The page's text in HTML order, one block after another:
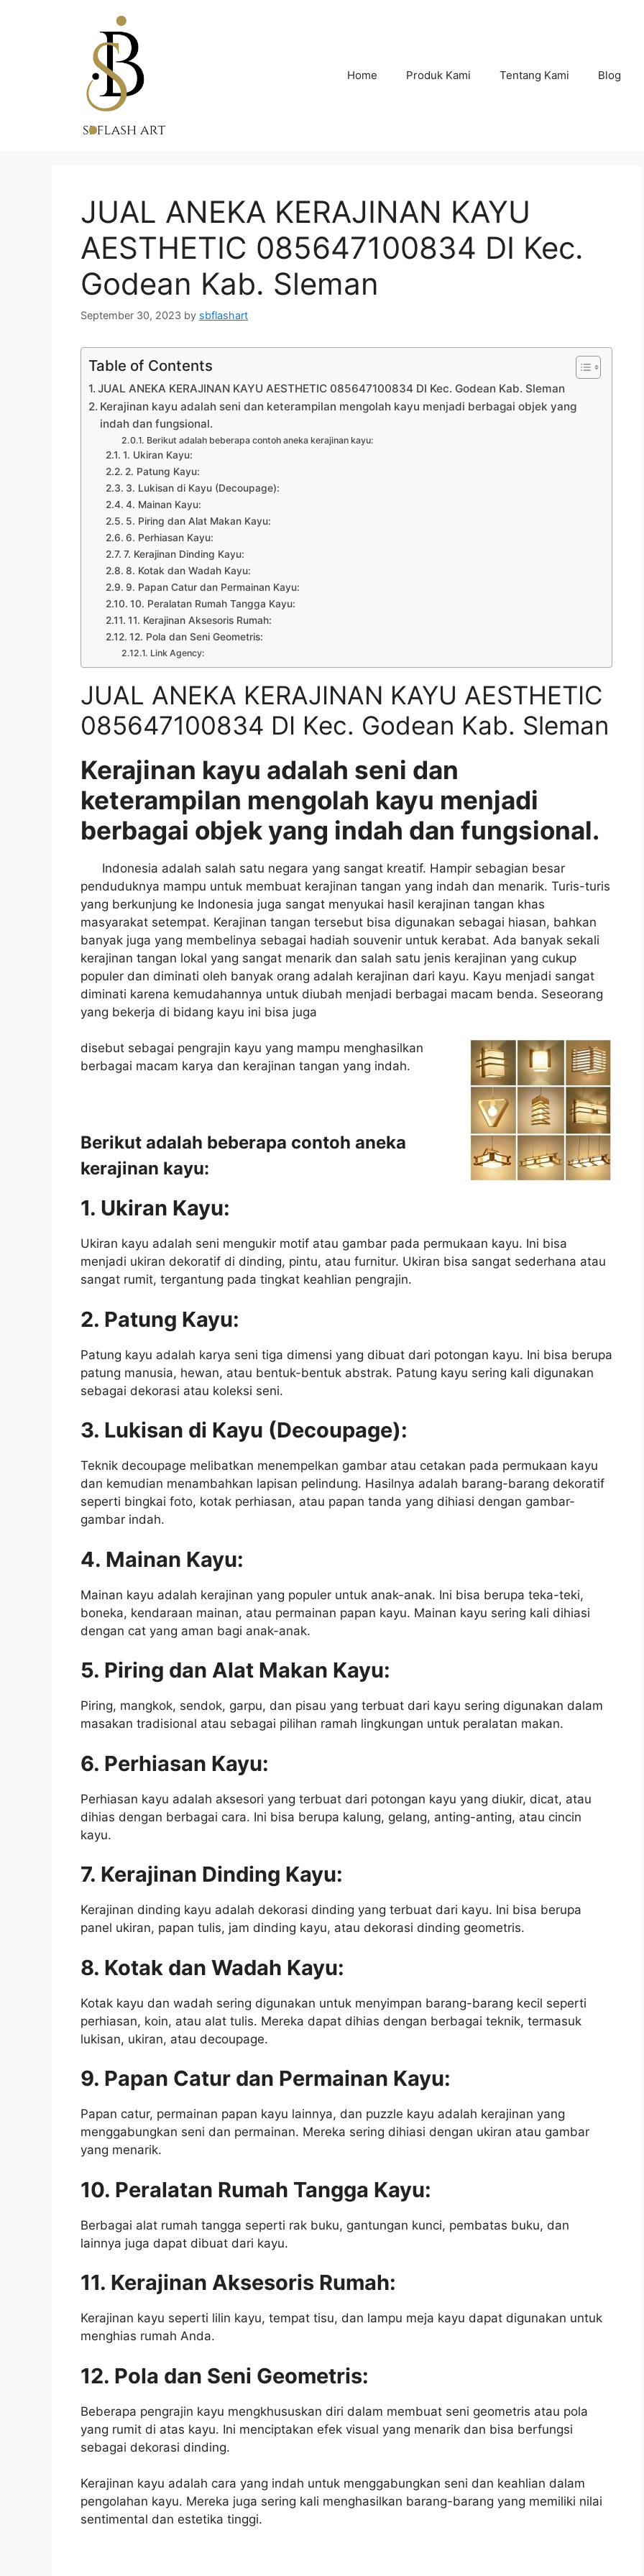
Home Produk Kami Tentang Kami Blog
JUAL ANEKA KERAJINAN KAYU
AESTHETIC 085647100834 DI Kec.
Godean Kab. Sleman
September 30, 2023 by sbflashart
Table of Contents
JUAL ANEKA KERAJINAN KAYU AESTHETIC 085647100834 DI Kec. Godean Kab. Sleman
Kerajinan kayu adalah seni dan keterampilan mengolah kayu menjadi berbagai objek yang
indah dan fungsional.
Berikut adalah beberapa contoh aneka kerajinan kayu:
1. Ukiran Kayu:
2. Patung Kayu:
3. Lukisan di Kayu (Decoupage):
4. Mainan Kayu:
5. Piring dan Alat Makan Kayu:
6. Perhiasan Kayu:
7. Kerajinan Dinding Kayu:
8. Kotak dan Wadah Kayu:
9. Papan Catur dan Permainan Kayu:
10. Peralatan Rumah Tangga Kayu:
11. Kerajinan Aksesoris Rumah:
12. Pola dan Seni Geometris:
Link Agency:
JUAL ANEKA KERAJINAN KAYU AESTHETIC
085647100834 DI Kec. Godean Kab. Sleman
Kerajinan kayu adalah seni dan
keterampilan mengolah kayu menjadi
berbagai objek yang indah dan fungsional.
Indonesia adalah salah satu negara yang sangat kreatif. Hampir sebagian besar
penduduknya mampu untuk membuat kerajinan tangan yang indah dan menarik. Turis-turis
yang berkunjung ke Indonesia juga sangat menyukai hasil kerajinan tangan khas
masyarakat setempat. Kerajinan tangan tersebut bisa digunakan sebagai hiasan, bahkan
banyak juga yang membelinya sebagai hadiah souvenir untuk kerabat. Ada banyak sekali
kerajinan tangan lokal yang sangat menarik dan salah satu jenis kerajinan yang cukup
populer dan diminati oleh banyak orang adalah kerajinan dari kayu. Kayu menjadi sangat
diminati karena kemudahannya untuk diubah menjadi berbagai macam benda. Seseorang
yang bekerja di bidang kayu ini bisa juga
disebut sebagai pengrajin kayu yang mampu menghasilkan
berbagai macam karya dan kerajinan tangan yang indah.
Berikut adalah beberapa contoh aneka
kerajinan kayu:
1. Ukiran Kayu:
Ukiran kayu adalah seni mengukir motif atau gambar pada permukaan kayu. Ini bisa
menjadi ukiran dekoratif di dinding, pintu, atau furnitur. Ukiran bisa sangat sederhana atau
sangat rumit, tergantung pada tingkat keahlian pengrajin.
2. Patung Kayu:
Patung kayu adalah karya seni tiga dimensi yang dibuat dari potongan kayu. Ini bisa berupa
patung manusia, hewan, atau bentuk-bentuk abstrak. Patung kayu sering kali digunakan
sebagai dekorasi atau koleksi seni.
3. Lukisan di Kayu (Decoupage):
Teknik decoupage melibatkan menempelkan gambar atau cetakan pada permukaan kayu
dan kemudian menambahkan lapisan pelindung. Hasilnya adalah barang-barang dekoratif
seperti bingkai foto, kotak perhiasan, atau papan tanda yang dihiasi dengan gambar-
gambar indah.
4. Mainan Kayu:
Mainan kayu adalah kerajinan yang populer untuk anak-anak. Ini bisa berupa teka-teki,
boneka, kendaraan mainan, atau permainan papan kayu. Mainan kayu sering kali dihiasi
dengan cat yang aman bagi anak-anak.
5. Piring dan Alat Makan Kayu:
Piring, mangkok, sendok, garpu, dan pisau yang terbuat dari kayu sering digunakan dalam
masakan tradisional atau sebagai pilihan ramah lingkungan untuk peralatan makan.
6. Perhiasan Kayu:
Perhiasan kayu adalah aksesori yang terbuat dari potongan kayu yang diukir, dicat, atau
dihias dengan berbagai cara. Ini bisa berupa kalung, gelang, anting-anting, atau cincin
kayu.
7. Kerajinan Dinding Kayu:
Kerajinan dinding kayu adalah dekorasi dinding yang terbuat dari kayu. Ini bisa berupa
panel ukiran, papan tulis, jam dinding kayu, atau dekorasi dinding geometris.
8. Kotak dan Wadah Kayu:
Kotak kayu dan wadah sering digunakan untuk menyimpan barang-barang kecil seperti
perhiasan, koin, atau alat tulis. Mereka dapat dihias dengan berbagai teknik, termasuk
lukisan, ukiran, atau decoupage.
9. Papan Catur dan Permainan Kayu:
Papan catur, permainan papan kayu lainnya, dan puzzle kayu adalah kerajinan yang
menggabungkan seni dan permainan. Mereka sering dihiasi dengan ukiran atau gambar
yang menarik.
10. Peralatan Rumah Tangga Kayu:
Berbagai alat rumah tangga seperti rak buku, gantungan kunci, pembatas buku, dan
lainnya juga dapat dibuat dari kayu.
11. Kerajinan Aksesoris Rumah:
Kerajinan kayu seperti lilin kayu, tempat tisu, dan lampu meja kayu dapat digunakan untuk
menghias rumah Anda.
12. Pola dan Seni Geometris:
Beberapa pengrajin kayu mengkhususkan diri dalam membuat seni geometris atau pola
yang rumit di atas kayu. Ini menciptakan efek visual yang menarik dan bisa berfungsi
sebagai dekorasi dinding.
Kerajinan kayu adalah cara yang indah untuk menggabungkan seni dan keahlian dalam
pengolahan kayu. Mereka juga sering kali menghasilkan barang-barang yang memiliki nilai
sentimental dan estetika tinggi.